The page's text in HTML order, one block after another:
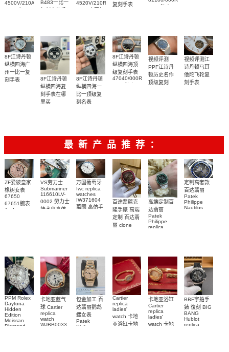
4500V/210A-
B483一比一
4520V/210R-
复刻手表
8F江诗丹顿
纵横四海广
州一比一复
刻手表
8F江诗丹顿
纵横四海复
刻手表在哪
里买
8F江诗丹顿
纵横四海一
比一顶级复
刻名表
8F江诗丹顿
纵横四海顶
级复刻手表
47040/000R-
视频评测
PPF江诗丹
顿历史名作
顶级复刻
视频评测江
诗丹顿马耳
他陀飞轮复
刻手表
最新产品推荐：
ZF爱彼皇家
橡树女表
67650
67651腕表
Audemars
VS劳力士
Submariner
116610LV-
0002 勞力士
綠水鬼高仿
万国葡萄牙
Iwc replica
watches
IW371604
萬國 高仿手
百達翡麗克
隆手錶 高端
定制 百达翡
丽 clone
001腕表
高端定制百
达翡丽
Patek
Philippe
replica
定制高奢款
百达翡丽
Patek
Philippe
Nautilus
PPM Rolex
Daytona
Hidden
Edition
Moissan
Diamond
卡地亚蓝气
球 Cartier
replica
watch
WJBB0033
包金加工 百
达翡丽鹦鹉
螺女表
Patek
Philippe
Cartier
replica
ladies'
watch 卡地
亚浴缸卡地
卡地亚浴缸
Cartier
replica
ladies'
watch 卡地
BBF宇舶手
錶 復刻 BIG
BANG
Hublot
replica